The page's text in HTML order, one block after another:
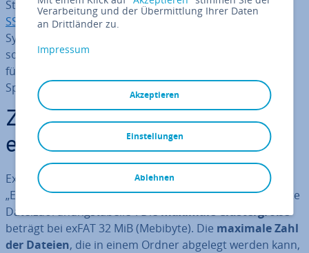
Sticks und SD-Karten ent­wi­ckelt wurde. Aber auch auf
SSD
-Fest­plat­ten kommt das Format zum Einsatz. Das
System ist übrigens keine komplette Neu­ent­wick­lung,
sondern letztlich eine spe­zia­li­sier­te FAT32-Version, die
für den Einsatz auf modernen und künftigen Flash-
Speichern wie USB-Sticks und SSDs optimiert wurde.
Zu­sam­men­ge­fasst: Das ist
exFAT
ExFAT ist eine Abkürzung für den eng­li­schen Begriff
„Extended File Al­lo­ca­ti­on Table“, auf Deutsch: „Er­wei­ter­te
Da­tei­zu­ord­nungs­ta­bel­le“. Diemaximale Clus­ter­grö­ße
beträgt bei exFAT 32 MiB (Mebibyte). Die maximale Zahl
der Dateien, die in einem Ordner abgelegt werden kann,
Verarbeitung und der Übermittlung Ihrer Daten
an Drittländer zu.
Impressum
Akzeptieren
Ablehnen
Einstellungen